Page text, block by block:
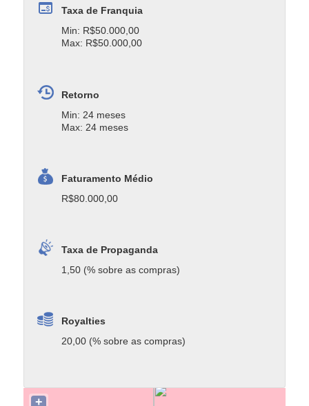
Taxa de Franquia
Min: R$50.000,00
Max: R$50.000,00
Retorno
Min: 24 meses
Max: 24 meses
Faturamento Médio
R$80.000,00
Taxa de Propaganda
1,50 (% sobre as compras)
Royalties
20,00 (% sobre as compras)
+